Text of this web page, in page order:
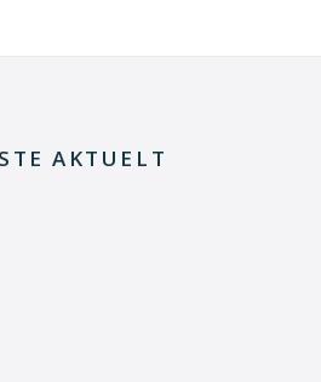
AKTUELT